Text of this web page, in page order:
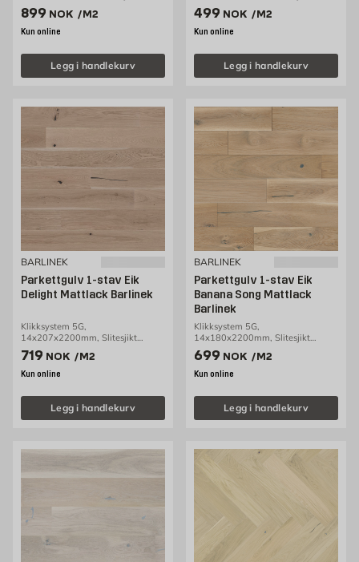
3,2mm, 3,18m2/pakke
Pris 899 NOK /m2
899 NOK /M2
Kun online
Legg i handlekurv
3,2mm, 3,18m2/pakke
Pris 499 NOK /m2
499 NOK /M2
Kun online
Legg i handlekurv
BARLINEK
Parkettgulv 1-stav Eik
Delight Mattlack Barlinek
Klikksystem 5G,
14x207x2200mm, Slitesjikt
3,2mm, 3,18m2/pakke
Pris 719 NOK /m2
719 NOK /M2
Kun online
Legg i handlekurv
BARLINEK
Parkettgulv 1-stav Eik
Banana Song Mattlack
Barlinek
Klikksystem 5G,
14x180x2200mm, Slitesjikt
2,5mm, 2,77m2/pakke
Pris 699 NOK /m2
699 NOK /M2
Kun online
Legg i handlekurv